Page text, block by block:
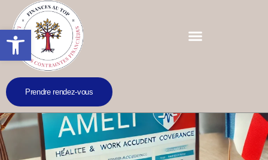
Ouvrir la barre d’outils
Prendre rendez-vous